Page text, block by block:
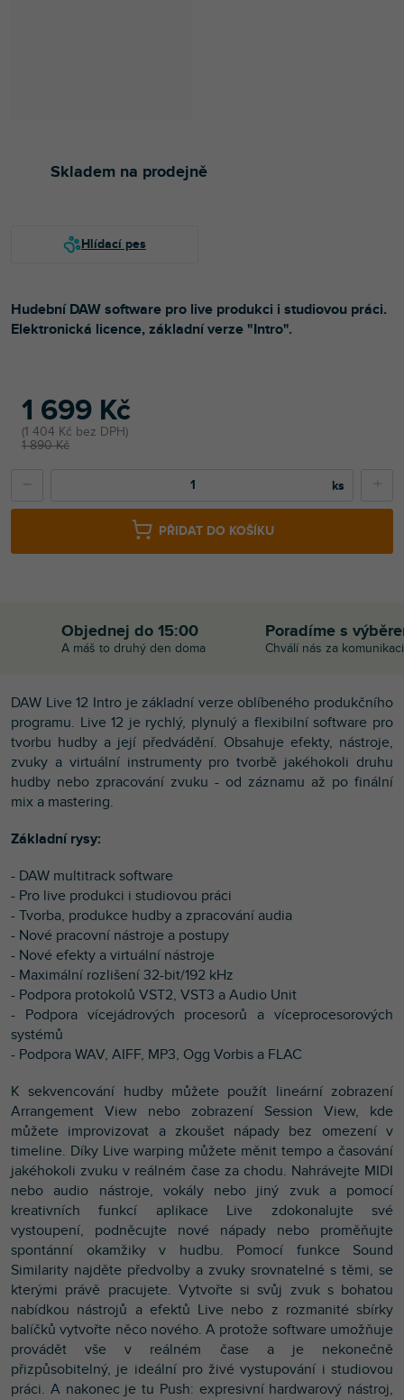
1 890 Kč
1 699 Kč
1 404 Kč bez DPH
Skladem na prodejně
PŘIDAT DO KOŠÍKU
Hudební DAW software pro live produkci i studiovou práci.
Elektronická licence, základní verze "Intro".
Objednej do 15:00
A máš to druhý den doma
Poradíme s
Chválí nás za komunikaci
DAW Live 12 Intro je základní verze oblíbeného produkčního
programu. Live 12 je rychlý, plynulý a flexibilní software pro
tvorbu hudby a její předvádění. Obsahuje efekty, nástroje,
zvuky a virtuální instrumenty pro tvorbě jakéhokoli druhu
hudby nebo zpracování zvuku - od záznamu až po finální
mix a mastering.
Základní rysy:
- DAW multitrack software
- Pro live produkci i studiovou práci
- Tvorba, produkce hudby a zpracování audia
- Nové pracovní nástroje a postupy
- Nové efekty a virtuální nástroje
- Maximální rozlišení 32-bit/192 kHz
- Podpora protokolů VST2, VST3 a Audio Unit
- Podpora vícejádrových procesorů a víceprocesorových
systémů
- Podpora WAV, AIFF, MP3, Ogg Vorbis a FLAC
K sekvencování hudby můžete použít lineární zobrazení
Arrangement View nebo zobrazení Session View, kde
můžete improvizovat a zkoušet nápady bez omezení v
timeline. Díky Live warping můžete měnit tempo a časování
jakéhokoli zvuku v reálném čase za chodu. Nahrávejte MIDI
nebo audio nástroje, vokály nebo jiný zvuk a pomocí
kreativních funkcí aplikace Live zdokonalujte své
vystoupení, podněcujte nové nápady nebo proměňujte
spontánní okamžiky v hudbu. Pomocí funkce Sound
Similarity najděte předvolby a zvuky srovnatelné s těmi, se
kterými právě pracujete. Vytvořte si svůj zvuk s bohatou
nabídkou nástrojů a efektů Live nebo z rozmanité sbírky
balíčků vytvořte něco nového. A protože software umožňuje
provádět vše v reálném čase a je nekonečně
přizpůsobitelný, je ideální pro živé vystupování i studiovou
práci. A nakonec je tu Push: expresivní hardwarový nástroj,